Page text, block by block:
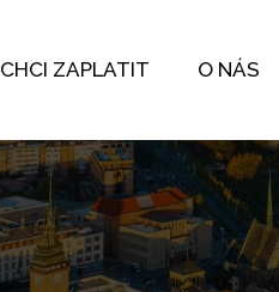
CHCI ZAPLATIT O NÁS